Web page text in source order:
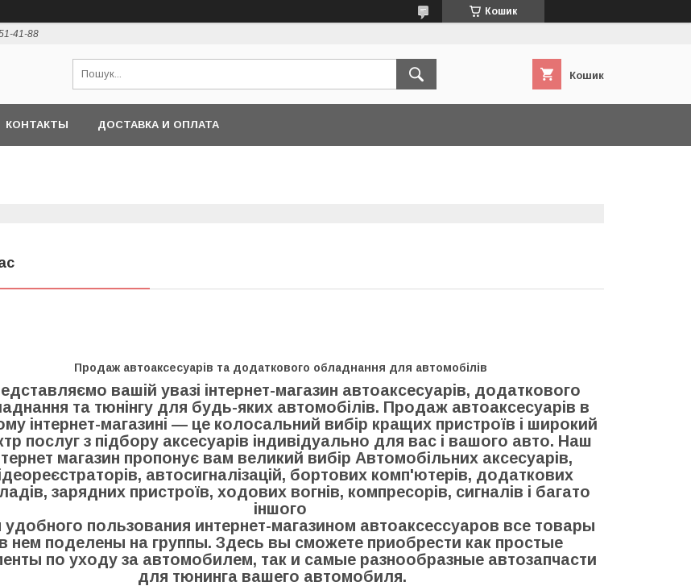
Кошик
41-88
Кошик
КОНТАКТЫ ДОСТАВКА И ОПЛАТА
Продаж автоаксесуарів та додаткового обладнання для автомобілів
вашій увазі інтернет-магазин автоаксесуарів, додаткового
та тюнінгу для будь-яких автомобілів. Продаж автоаксесуарів в
інтернет-магазині — це колосальний вибір кращих пристроїв і широкий
послуг з підбору аксесуарів індивідуально для вас і вашого авто. Наш
магазин пропонує вам великий вибір Автомобільних аксесуарів,
автосигналізацій, бортових комп'ютерів, додаткових
зарядних пристроїв, ходових вогнів, компресорів, сигналів і багато
іншого
удобного пользования интернет-магазином автоаксессуаров все товары
в нем поделены на группы. Здесь вы сможете приобрести как простые
по уходу за автомобилем, так и самые разнообразные автозапчасти
для тюнинга вашего автомобиля.